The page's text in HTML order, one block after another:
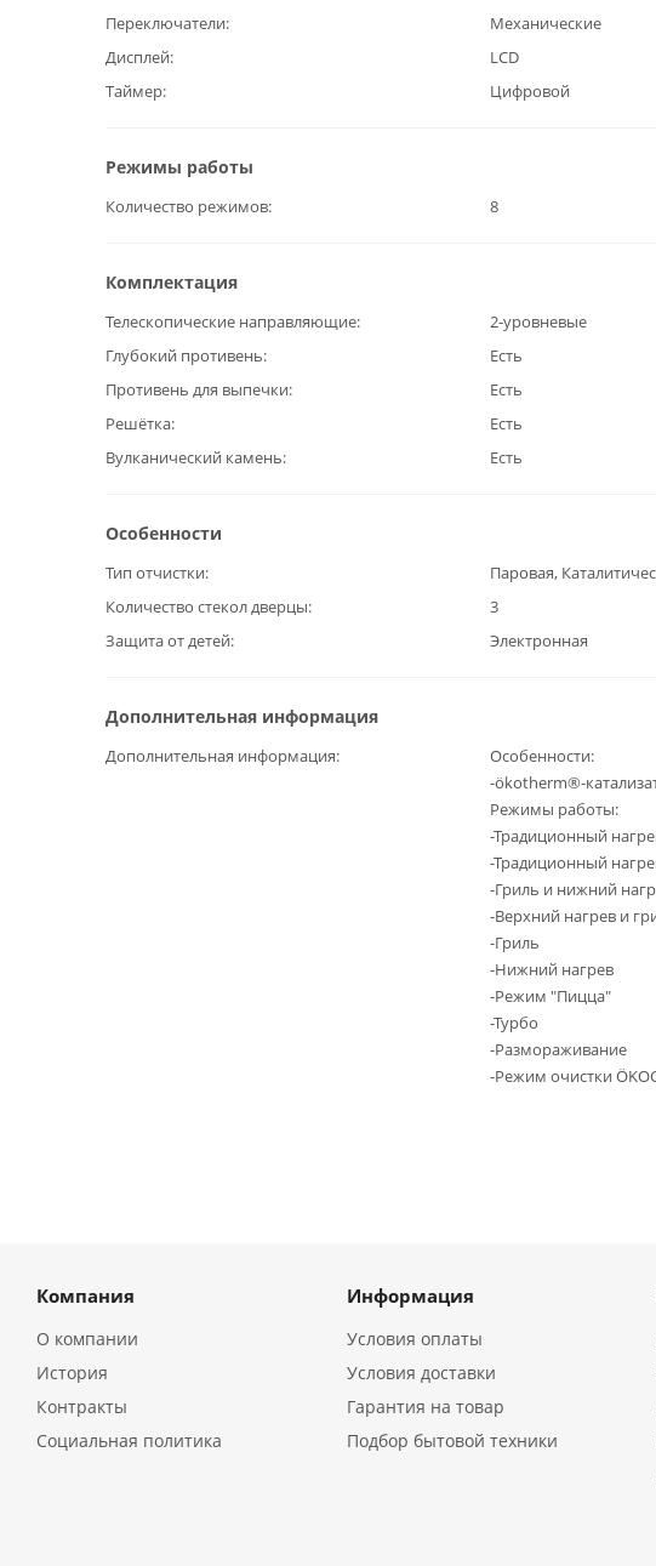
Переключатели
Механические
Дисплей
LCD
Таймер
Цифровой
Режимы работы
Количество режимов 8
Комплектация
Телескопические направляющие
2-уровневые
Глубокий противень
Есть
Противень для выпечки
Есть
Решётка
Есть
Вулканический камень
Есть
Особенности
Тип отчистки
Паровая,
Количество стекол дверцы
3
Защита от детей
Электронная
Дополнительная информация
Дополнительная информация
Особенности:
-ökotherm®-
Режимы работы:
-Традиционный
-Традиционный
-Гриль и нижний
-Верхний нагрев и
-Гриль
-Нижний нагрев
-Режим "Пицца"
-Турбо
-Размораживание
-Режим очистки
Компания
О компании
История
Контракты
Социальная политика
Информация
Условия оплаты
Условия доставки
Гарантия на товар
Подбор бытовой техники